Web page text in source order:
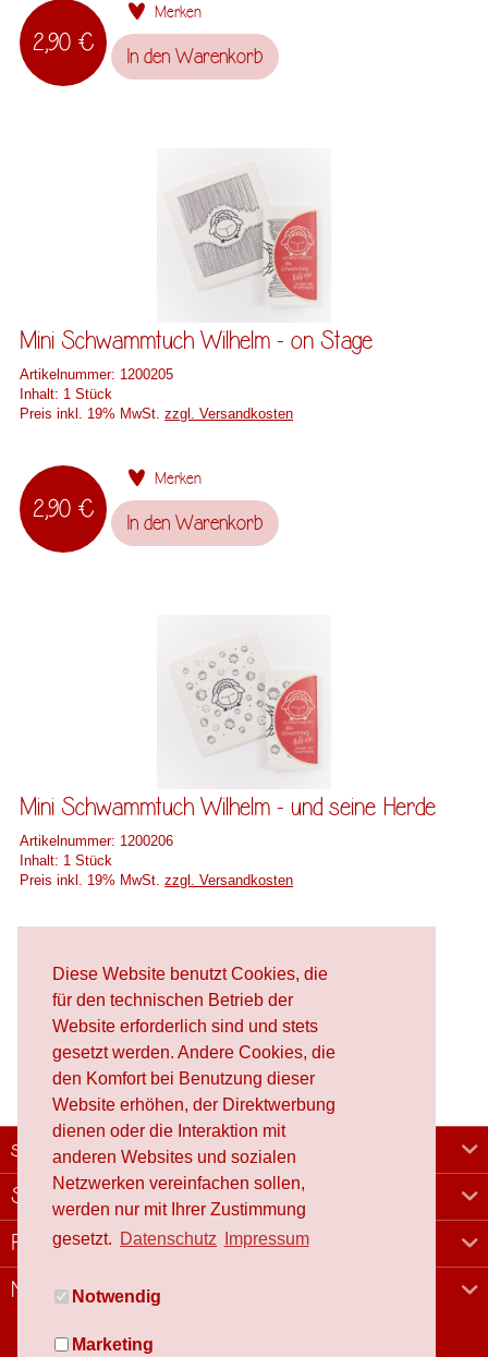
Diese Website benutzt Cookies, die
für den technischen Betrieb der
Website erforderlich sind und stets
gesetzt werden. Andere Cookies, die
den Komfort bei Benutzung dieser
Website erhöhen, der Direktwerbung
dienen oder die Interaktion mit
anderen Websites und sozialen
Netzwerken vereinfachen sollen,
werden nur mit Ihrer Zustimmung
gesetzt. Datenschutz Impressum
Notwendig
Marketing
2,90 €
Merken
In den Warenkorb
Mini Schwammtuch Wilhelm - on Stage
Artikelnummer: 1200205
Inhalt: 1 Stück
Preis inkl. 19% MwSt.zzgl. Versandkosten
2,90 €
Merken
In den Warenkorb
Mini Schwammtuch Wilhelm - und seine Herde
Artikelnummer: 1200206
Inhalt: 1 Stück
Preis inkl. 19% MwSt.zzgl. Versandkosten
2,90 € In den Warenkorb
schafproduction
Shop
Rechtliches
Newsletter